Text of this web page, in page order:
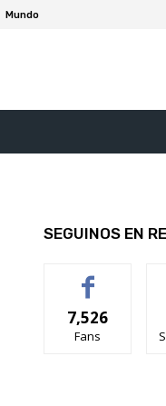
Mundo
SEGUINOS EN
7,526
Fans